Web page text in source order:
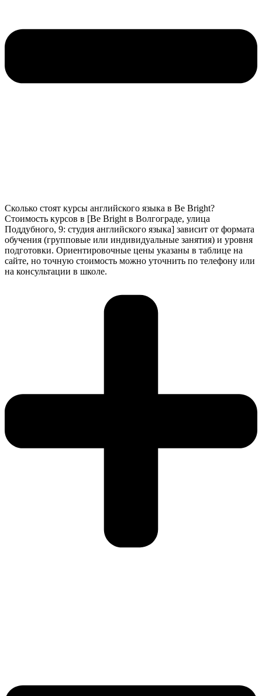
Сколько стоят курсы английского языка в Be Bright?
Стоимость курсов в [Be Bright в Волгограде, улица
Поддубного, 9: студия английского языка] зависит от формата
обучения (групповые или индивидуальные занятия) и уровня
подготовки. Ориентировочные цены указаны в таблице на
сайте, но точную стоимость можно уточнить по телефону или
на консультации в школе.